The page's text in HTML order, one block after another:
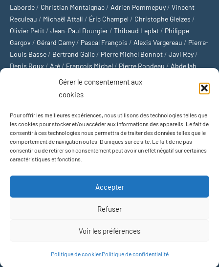
Gérer le consentement aux
cookies
Pour offrir les meilleures expériences, nous utilisons des technologies telles que
les cookies pour stocker et/ou accéder aux informations des appareils. Le fait de
consentir à ces technologies nous permettra de traiter des données telles que le
comportement de navigation ou les ID uniques sur ce site. Le fait de ne pas
consentir ou de retirer son consentement peut avoir un effet négatif sur certaines
caractéristiques et fonctions.
Accepter
Refuser
Voir les préférences
Politique de cookiesPolitique de confidentialité
Laborde / Christian Montaignac / Adrien Pommepuy / Vincent
Reculeau / Michaël Attali / Éric Champel / Christophe Gleizes /
Olivier Petit / Jean-Paul Bourgier / Thibaud Leplat / Philippe
Gargov / Gérard Camy / Pascal François / Alexis Vergereau / Pierre-
Louis Basse / Bertrand Galic / Pierre Michel Bonnot / Javi Rey /
Denis Roux / Aré / François Michel / Pierre Rondeau / Abdellah
Michaël Delépine
Football/ Cyclisme/Tous les sports/Jeux olympiques/Rugby/
Basket-ball/Sports US/Boxe/Tennis/Bateaux/Formule 1/
Moto/Natation/Sports d'hiver/Marathon/Trail/Automobile
Baseball/Golf/Athlétisme
Football gaélique
Sports de combat
Thème WordPress : Occasio par ThemeZee.